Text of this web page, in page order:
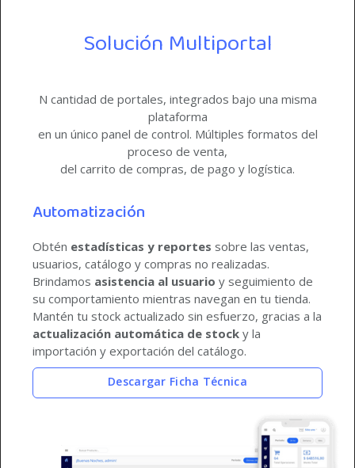
Solución Multiportal
N cantidad de portales, integrados bajo una misma
plataforma
en un único panel de control. Múltiples formatos del
proceso de venta,
del carrito de compras, de pago y logística.
Automatización
Obtén estadísticas y reportes sobre las ventas,
usuarios, catálogo y compras no realizadas.
Brindamos asistencia al usuario y seguimiento de
su comportamiento mientras navegan en tu tienda.
Mantén tu stock actualizado sin esfuerzo, gracias a la
actualización automática de stock y la
importación y exportación del catálogo.
Descargar Ficha Técnica